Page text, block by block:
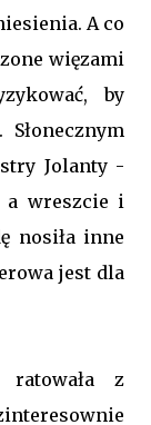
A co
więzami
by
Jolanty -
a wreszcie i
nosiła inne
jest dla
ratowała z